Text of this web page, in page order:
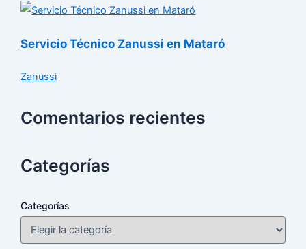
Servicio Técnico Zanussi en Mataró
Zanussi
Comentarios recientes
Categorías
Categorías